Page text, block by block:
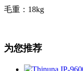
毛重：18kg
为您推荐